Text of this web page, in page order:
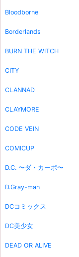
Bloodborne
Borderlands
BURN THE WITCH
CITY
CLANNAD
CLAYMORE
CODE VEIN
COMICUP
D.C. 〜ダ・カーポ〜
D.Gray-man
DCコミックス
DC美少女
DEAD OR ALIVE